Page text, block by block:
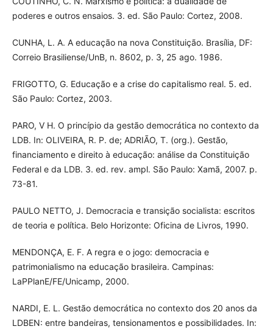
poderes e outros ensaios. 3. ed. São Paulo: Cortez, 2008.
CUNHA, L. A. A educação na nova Constituição. Brasília, DF:
Correio Brasiliense/UnB, n. 8602, p. 3, 25 ago. 1986.
FRIGOTTO, G. Educação e a crise do capitalismo real. 5. ed.
São Paulo: Cortez, 2003.
PARO, V H. O princípio da gestão democrática no contexto da
LDB. In: OLIVEIRA, R. P. de; ADRIÃO, T. (org.). Gestão,
financiamento e direito à educação: análise da Constituição
Federal e da LDB. 3. ed. rev. ampl. São Paulo: Xamã, 2007. p.
73-81.
PAULO NETTO, J. Democracia e transição socialista: escritos
de teoria e política. Belo Horizonte: Oficina de Livros, 1990.
MENDONÇA, E. F. A regra e o jogo: democracia e
patrimonialismo na educação brasileira. Campinas:
LaPPlanE/FE/Unicamp, 2000.
NARDI, E. L. Gestão democrática no contexto dos 20 anos da
LDBEN: entre bandeiras, tensionamentos e possibilidades. In: